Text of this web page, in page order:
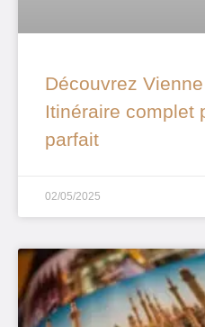
Découvrez
Itinéraire complet
parfait
02/05/2025